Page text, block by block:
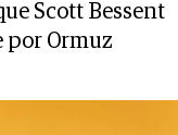
Scott Bessent
por Ormuz